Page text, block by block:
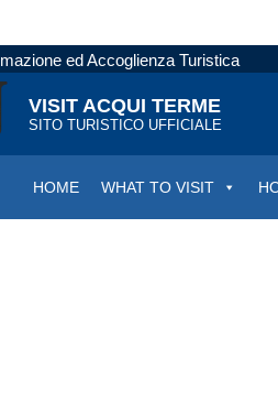
ed Accoglienza Turistica
VISIT ACQUI TERME
SITO TURISTICO UFFICIALE
HOME WHAT TO VISIT